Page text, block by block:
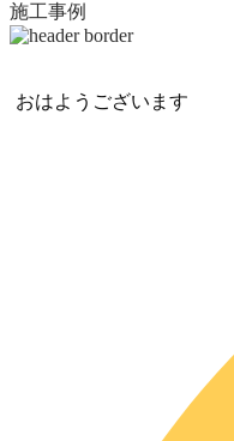
施工事例
おはようございます